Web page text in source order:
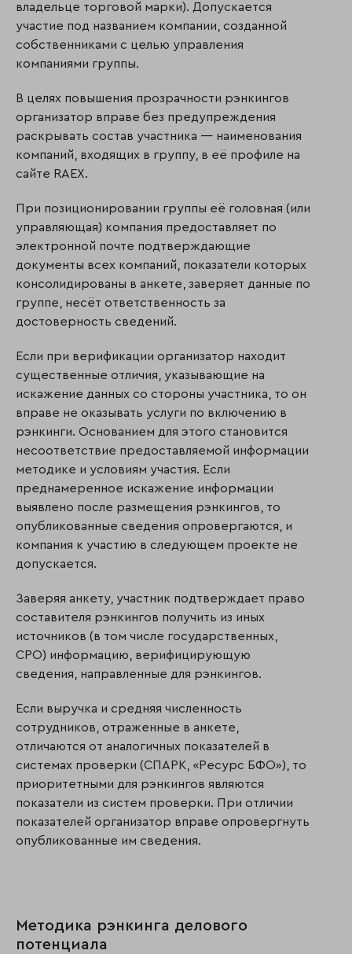
владельце торговой марки). Допускается
участие под названием компании, созданной
собственниками с целью управления
компаниями группы.
В целях повышения прозрачности рэнкингов
организатор вправе без предупреждения
раскрывать состав участника — наименования
компаний, входящих в группу, в её профиле на
сайте RAEX.
При позиционировании группы её головная (или
управляющая) компания предоставляет по
электронной почте подтверждающие
документы всех компаний, показатели которых
консолидированы в анкете, заверяет данные по
группе, несёт ответственность за
достоверность сведений.
Если при верификации организатор находит
существенные отличия, указывающие на
искажение данных со стороны участника, то он
вправе не оказывать услуги по включению в
рэнкинги. Основанием для этого становится
несоответствие предоставляемой информации
методике и условиям участия. Если
преднамеренное искажение информации
выявлено после размещения рэнкингов, то
опубликованные сведения опровергаются, и
компания к участию в следующем проекте не
допускается.
Заверяя анкету, участник подтверждает право
составителя рэнкингов получить из иных
источников (в том числе государственных,
СРО) информацию, верифицирующую
сведения, направленные для рэнкингов.
Если выручка и средняя численность
сотрудников, отраженные в анкете,
отличаются от аналогичных показателей в
системах проверки (СПАРК, «Ресурс БФО»), то
приоритетными для рэнкингов являются
показатели из систем проверки. При отличии
показателей организатор вправе опровергнуть
опубликованные им сведения.
Методика рэнкинга делового
потенциала